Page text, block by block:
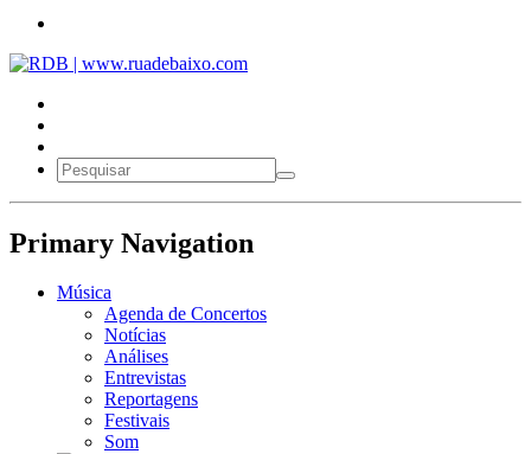
Primary Navigation
Música
Agenda de Concertos
Notícias
Análises
Entrevistas
Reportagens
Festivais
Som